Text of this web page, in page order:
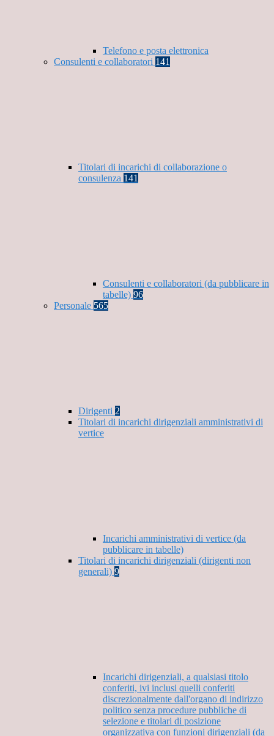
Telefono e posta elettronica
Consulenti e collaboratori 141
Titolari di incarichi di collaborazione o
consulenza 141
Consulenti e collaboratori (da pubblicare in
tabelle) 96
Personale 565
Dirigenti 2
Titolari di incarichi dirigenziali amministrativi di
vertice
Incarichi amministrativi di vertice (da
pubblicare in tabelle)
Titolari di incarichi dirigenziali (dirigenti non
generali) 9
Incarichi dirigenziali, a qualsiasi titolo
conferiti, ivi inclusi quelli conferiti
discrezionalmente dall'organo di indirizzo
politico senza procedure pubbliche di
selezione e titolari di posizione
organizzativa con funzioni dirigenziali (da